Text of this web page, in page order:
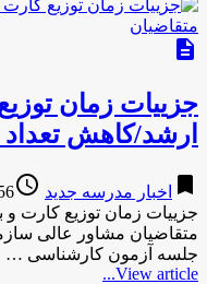
description
جزییات زمان
ارشد/کاهش تعداد
bookmark اخبار مدرسه جدید access_time
ago
جزییات زمان توزیع کارت
متقاضیان مشاور عالی
جلسه آزمون کارشناسی …
View article...